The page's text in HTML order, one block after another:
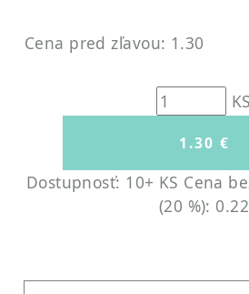
Cena pred zľavou: 1.30
KS
Dostupnosť: 10+ KS Cena
(20 %): 0.22